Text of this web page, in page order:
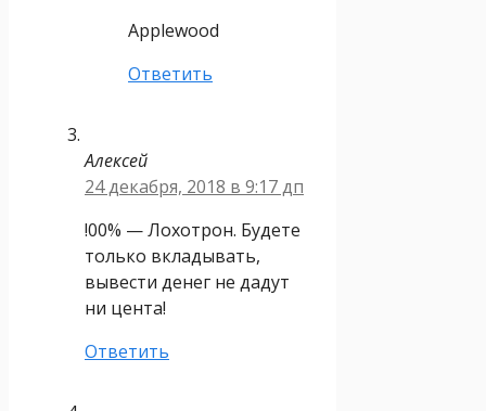
Applewood
Ответить
Алексей
24 декабря, 2018 в 9:17 дп
!00% — Лохотрон. Будете
только вкладывать,
вывести денег не дадут
ни цента!
Ответить